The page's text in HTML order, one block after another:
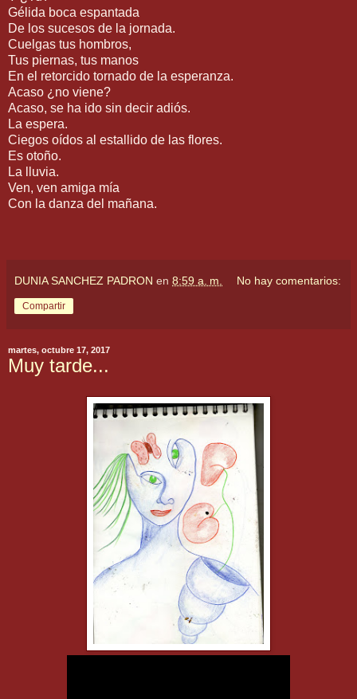
Gélida boca espantada
De los sucesos de la jornada.
Cuelgas tus hombros,
Tus piernas, tus manos
En el retorcido tornado de la esperanza.
Acaso ¿no viene?
Acaso, se ha ido sin decir adiós.
La espera.
Ciegos oídos al estallido de las flores.
Es otoño.
La lluvia.
Ven, ven amiga mía
Con la danza del mañana.
DUNIA SANCHEZ PADRON en 8:59 a. m. No hay comentarios:
Compartir
martes, octubre 17, 2017
Muy tarde...